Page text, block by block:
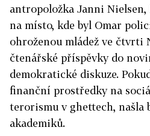
antropoložka Janni
na místo, kde byl Omar
ohroženou mládež ve čtvrti
čtenářské příspěvky do
demokratické diskuze.
finanční prostředky na
terorismu v ghettech, našla
akademiků.